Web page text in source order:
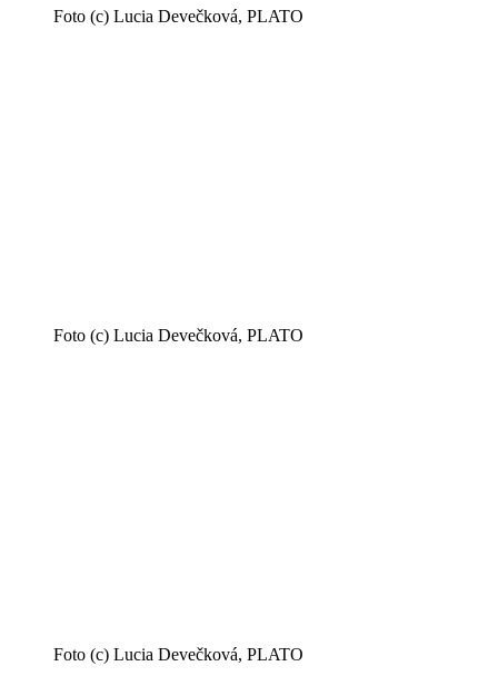
Foto (c) Lucia Devečková, PLATO
Foto (c) Lucia Devečková, PLATO
Foto (c) Lucia Devečková, PLATO